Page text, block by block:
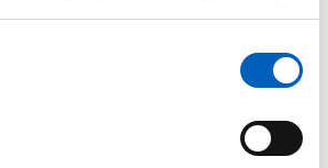
finale è la diffusione dei saperi